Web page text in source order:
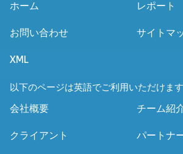
ホーム レポート
お問い合わせ サイトマ
XML
以下のページは英語でご利用いただけます
会社概要 チーム紹
クライアント パートナ